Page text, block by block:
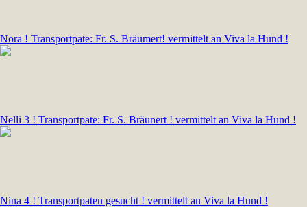
Nora ! Transportpate: Fr. S. Bräumert! vermittelt an Viva la Hund !
Nelli 3 ! Transportpate: Fr. S. Bräunert ! vermittelt an Viva la Hund !
Nina 4 ! Transportpaten gesucht ! vermittelt an Viva la Hund !